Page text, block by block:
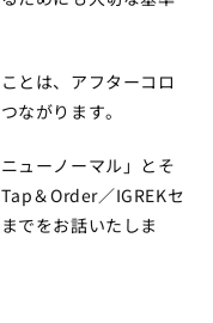
とは、アフターコロ
ながります。
ューノーマル」とそ
＆Order／IGREKセ
でをお話いたしま